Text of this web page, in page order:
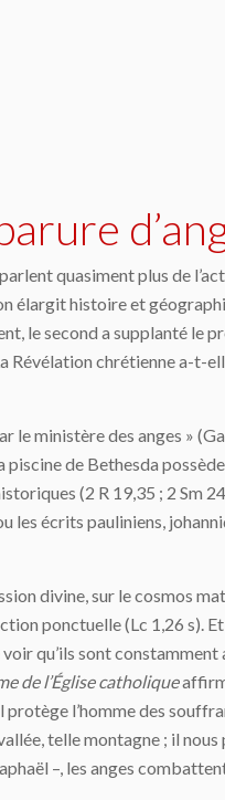
quasiment plus de
élargit histoire et
le second a supplanté le
chrétienne a-t-
ministère des anges »
de Bethesda
(2 R 19,35 ; 2 Sm
écrits pauliniens,
divine, sur le cosmos
ponctuelle (Lc 1,26 s).
qu’ils sont constamment
de l’Église catholique
l’homme des
telle montagne ; il
–, les anges